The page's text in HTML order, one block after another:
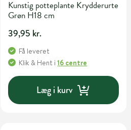
Kunstig potteplante Krydderurte
Grøn H18 cm
39,95 kr.
Få leveret
Klik & Hent i16 centre
Læg i kurv